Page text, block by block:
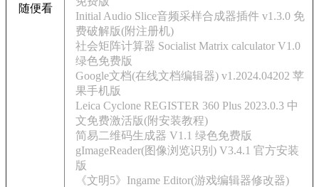
随便看
Initial Audio Slice音频采样合成器插件 v1.3.0 免
费破解版(附注册机)
社会矩阵计算器 Socialist Matrix calculator V1.0
绿色免费版
Google文档(在线文档编辑器) v1.2024.04202 苹
果手机版
Leica Cyclone REGISTER 360 Plus 2023.0.3 中
文免费激活版(附安装教程)
简易二维码生成器 V1.1 绿色免费版
gImageReader(图像浏览识别) V3.4.1 官方安装
版
《文明5》Ingame Editor(游戏编辑器修改器)